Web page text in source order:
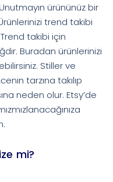
ürününüz bir
trend takibi
takibi için
Buradan ürünlerinizi
Stiller ve
tarzına takılıp
neden olur. Etsy’de
mi?